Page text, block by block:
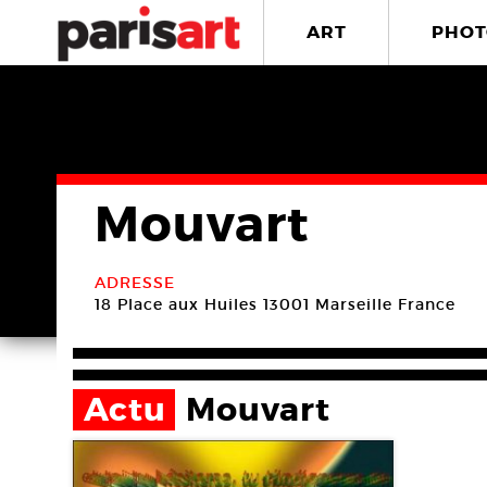
ART
Mouvart
ADRESSE
18 Place aux Huiles 13001 Marseille France
Actu Mouvart